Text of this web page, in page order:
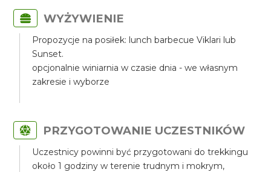
WYŻYWIENIE
Propozycje na posiłek: lunch barbecue Viklari lub
Sunset.
opcjonalnie winiarnia w czasie dnia - we własnym
zakresie i wyborze
PRZYGOTOWANIE UCZESTNIKÓW
Uczestnicy powinni być przygotowani do trekkingu
około 1 godziny w terenie trudnym i mokrym,